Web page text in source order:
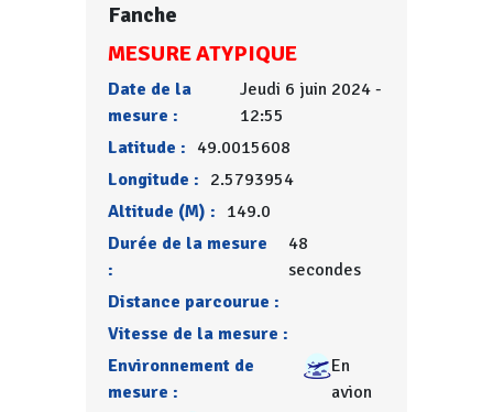
Fanche
MESURE ATYPIQUE
Date de la
mesure :
Jeudi 6 juin 2024 -
12:55
Latitude : 49.0015608
Longitude : 2.5793954
Altitude (M) : 149.0
Durée de la mesure
:
48
secondes
Distance parcourue :
Vitesse de la mesure :
Environnement de
mesure :
En
avion